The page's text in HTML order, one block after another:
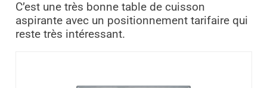
C’est une très bonne table de cuisson
aspirante avec un positionnement tarifaire qui
reste très intéressant.